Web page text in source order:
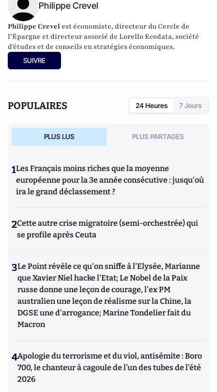
Philippe Crevel
Philippe Crevel est économiste, directeur du Cercle de
l’Épargne et directeur associé de Lorello Ecodata, société
d'études et de conseils en stratégies économiques.
SUIVRE
POPULAIRES 24 Heures 7 Jours
PLUS LUS PLUS PARTAGES
1Les Français moins riches que la moyenne
européenne pour la 3e année consécutive : jusqu'où
ira le grand déclassement ?
2Cette autre crise migratoire (semi-orchestrée) qui
se profile après Ceuta
3Le Point révèle ce qu'on sniffe à l'Elysée, Marianne
que Xavier Niel hacke l'Etat; Le Nobel de la Paix
russe donne une leçon de courage, l'ex PM
australien une leçon de réalisme sur la Chine, la
DGSE une d'arrogance; Marine Tondelier fait du
Macron
4Apologie du terrorisme et du viol, antisémite : Boro
700, le chanteur à cagoule de l’un des tubes de l’été
2026